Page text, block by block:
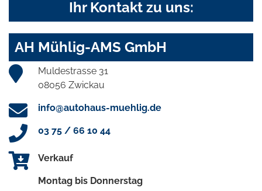
Ihr Kontakt zu uns:
AH Mühlig-AMS GmbH
Muldestrasse 31
08056 Zwickau
info@autohaus-muehlig.de
03 75 / 66 10 44
Verkauf
Montag bis Donnerstag